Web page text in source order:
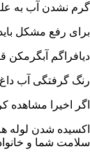
گرم نشدن آب به
برای رفع مشکل
دیافراگم آبگرمکن
رنگ گرفتگی آب
اگر اخیرا
اکسیده شدن لوله
سلامت شما و